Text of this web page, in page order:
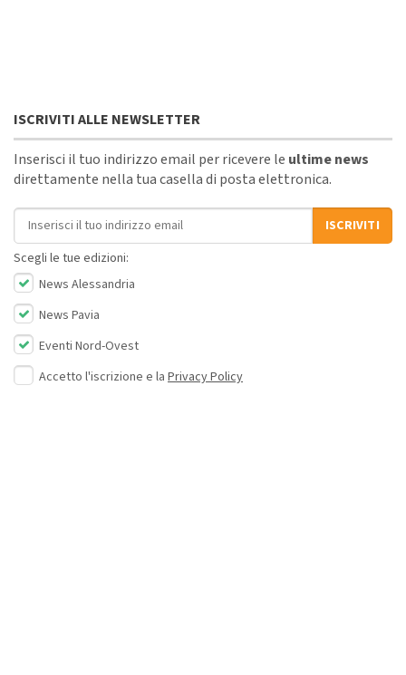
ISCRIVITI ALLE NEWSLETTER
Inserisci il tuo indirizzo email per ricevere le ultime news
direttamente nella tua casella di posta elettronica.
Indirizzo email
ISCRIVITI
Scegli le tue edizioni:
News Alessandria
News Pavia
Eventi Nord-Ovest
Accetto l'iscrizione e la Privacy Policy